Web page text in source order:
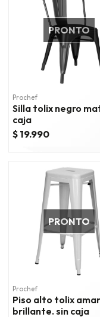
PRONTO
Prochef
Silla tolix negro
caja
$ 19.990
PRONTO
Prochef
Piso alto tolix
brillante. sin caja